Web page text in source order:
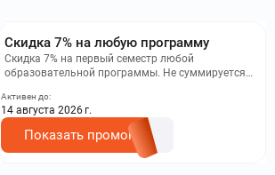
Скидка 7% на любую программу
Скидка 7% на первый семестр любой
образовательной программы. Не суммируется с
на сайте.
Активен до:
14 августа 2026 г.
Показать промокод